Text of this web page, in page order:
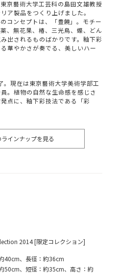
京藝術大学工芸科の島田文雄教授
ア製品をつくり上げました。
ンセプトは、「豊饒」。モチー
、無花果、椿、三光鳥、蝶、どん
出されるものばかりです。釉下彩
華やかさが奏でる、美しいハー
現在は東京藝術大学美術学部工
。植物の自然な生命感を感じさ
点に、釉下彩技法である「彩
インナップを見る
2014 [限定コレクション]
40cm、長径：約36cm
50cm、短径：約35cm、高さ：約